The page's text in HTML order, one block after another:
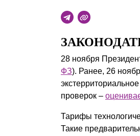
Карьера
История компании
Почему «Пепеляев
Обращение
Социальная
28 ноября
ФЗ). Ранее, 26
проверок –
Тарифы
Такие